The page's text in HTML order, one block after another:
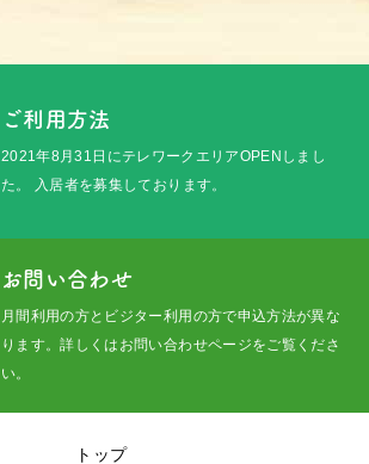
ご利用方法
2021年8月31日にテレワークエリアOPENしまし
た。 入居者を募集しております。
お問い合わせ
月間利用の方とビジター利用の方で申込方法が異な
ります。詳しくはお問い合わせページをご覧くださ
い。
トップ